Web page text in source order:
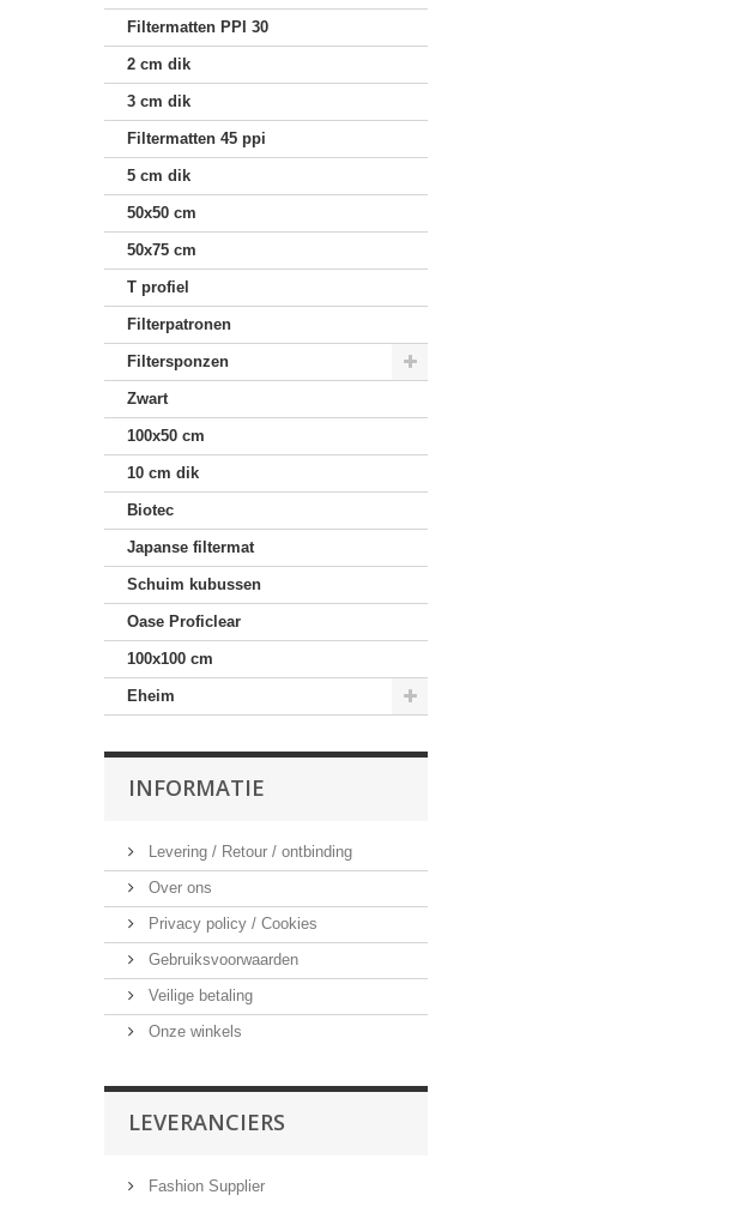
Filtermatten PPI 30
2 cm dik
3 cm dik
Filtermatten 45 ppi
5 cm dik
50x50 cm
50x75 cm
T profiel
Filterpatronen
Filtersponzen
Zwart
100x50 cm
10 cm dik
Biotec
Japanse filtermat
Schuim kubussen
Oase Proficlear
100x100 cm
Eheim
INFORMATIE
Levering / Retour / ontbinding
Over ons
Privacy policy / Cookies
Gebruiksvoorwaarden
Veilige betaling
Onze winkels
LEVERANCIERS
Fashion Supplier